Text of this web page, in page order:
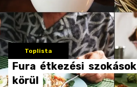
Toplista
Fura étkezési szokások
körül